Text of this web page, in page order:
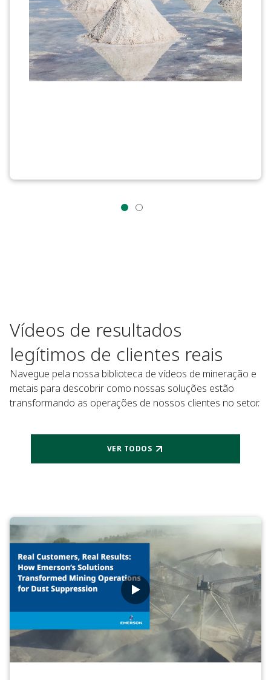
Vídeos de resultados
legítimos de clientes reais
Navegue pela nossa biblioteca de vídeos de mineração e
metais para descobrir como nossas soluções estão
transformando as operações de nossos clientes no setor.
VER TODOS